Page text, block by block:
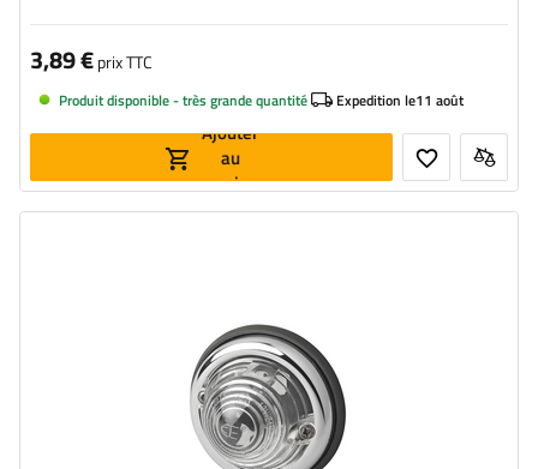
3,89 €prix TTC
Produit disponible - très grande quantité Expedition le11 août
Ajouter
au
panier
feu de position avant